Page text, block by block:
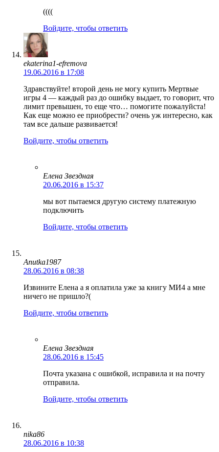
((((
Войдите, чтобы ответить
ekaterina1-efremova
19.06.2016 в 17:08
Здравствуйте! второй день не могу купить Мертвые
игры 4 — каждый раз до ошибку выдает, то говорит, что
лимит превышен, то еще что… помогите пожалуйста!
Как еще можно ее приобрести? очень уж интересно, как
там все дальше развивается!
Войдите, чтобы ответить
Елена Звездная
20.06.2016 в 15:37
мы вот пытаемся другую систему платежную
подключить
Войдите, чтобы ответить
Anutka1987
28.06.2016 в 08:38
Извините Елена а я оплатила уже за книгу МИ4 а мне
ничего не пришло?(
Войдите, чтобы ответить
Елена Звездная
28.06.2016 в 15:45
Почта указана с ошибкой, исправила и на почту
отправила.
Войдите, чтобы ответить
nika86
28.06.2016 в 10:38